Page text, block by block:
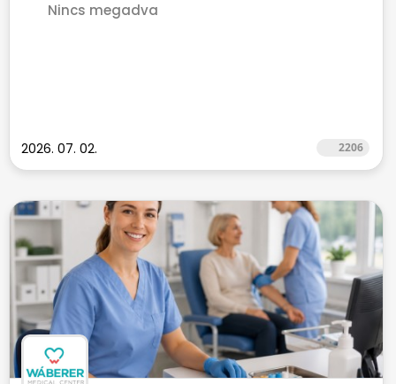
Nincs megadva
2026. 07. 02. 2206